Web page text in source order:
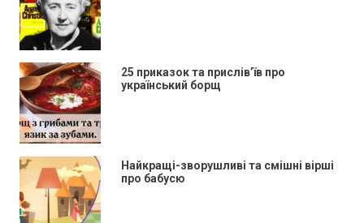
25 приказок та прислів’їв про
український борщ
Найкращі-зворушливі та смішні вірші
про бабусю